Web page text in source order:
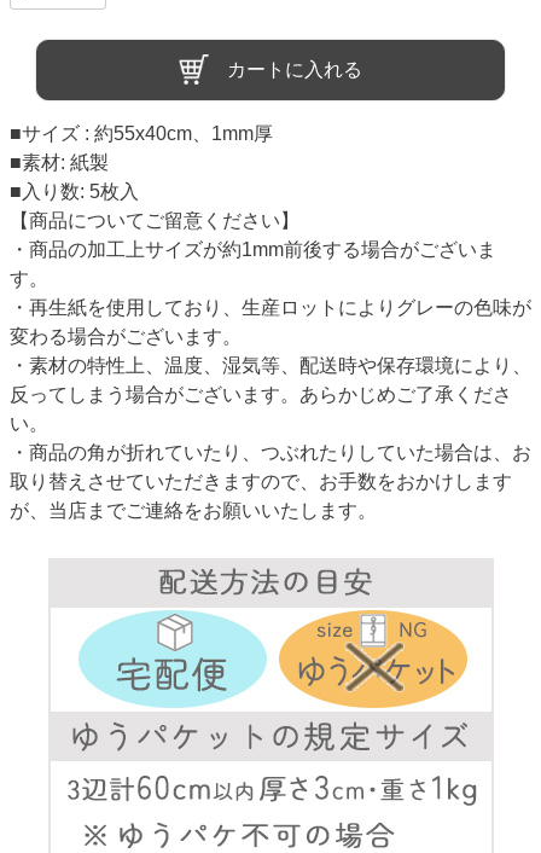
カートに入れる
■サイズ : 約55x40cm、1mm厚
■素材: 紙製
■入り数: 5枚入
【商品についてご留意ください】
・商品の加工上サイズが約1mm前後する場合がございま
す。
・再生紙を使用しており、生産ロットによりグレーの色味が
変わる場合がございます。
・素材の特性上、温度、湿気等、配送時や保存環境により、
反ってしまう場合がございます。あらかじめご了承くださ
い。
・商品の角が折れていたり、つぶれたりしていた場合は、お
取り替えさせていただきますので、お手数をおかけします
が、当店までご連絡をお願いいたします。